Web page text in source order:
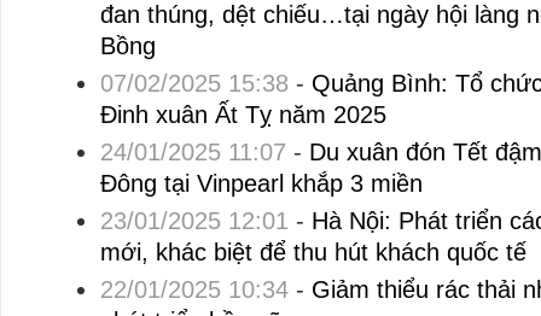
đan thúng, dệt chiếu…tại ngày hội làng
Bồng
07/02/2025 15:38 - Quảng Bình: Tổ
Đinh xuân Ất Tỵ năm 2025
24/01/2025 11:07 - Du xuân đón Tết
Đông tại Vinpearl khắp 3 miền
23/01/2025 12:01 - Hà Nội: Phát triển
mới, khác biệt để thu hút khách quốc tế
22/01/2025 10:34- Giảm thiểu rác thải